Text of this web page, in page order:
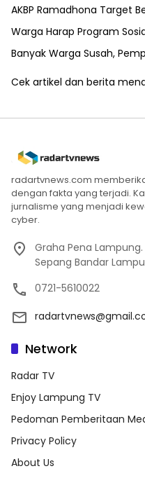
AKBP Ramadhona Target
Warga Harap Program
Banyak Warga Susah,
Cek artikel dan berita
radartvnews.com
dengan fakta yang terjadi.
jurnalisme yang menjadi
cyber.
Graha Pena
Sepang Bandar
0721-5610022
Network
Radar TV
Enjoy Lampung TV
Pedoman Pemberitaan
Privacy Policy
About Us